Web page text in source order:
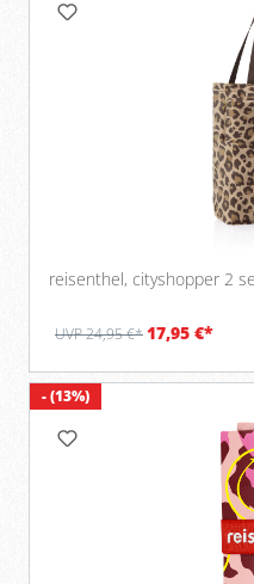
reisenthel, cityshopper 2
UVP 24,95 €*17,95 €*
- (13%)